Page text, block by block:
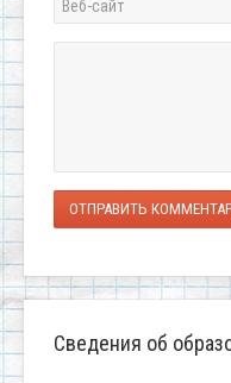
ОТПРАВИТЬ
Сведения об